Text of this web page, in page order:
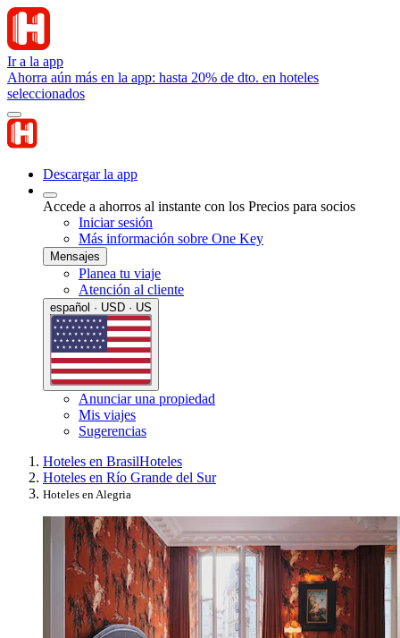
Ir a la app
Ahorra aún más en la app: hasta 20% de dto. en hoteles
seleccionados
Descargar la app
Accede a ahorros al instante con los Precios para socios
Iniciar sesión
Más información sobre One Key
Mensajes
Planea tu viaje
Atención al cliente
español · USD · US
Anunciar una propiedad
Mis viajes
Sugerencias
Hoteles en BrasilHoteles
Hoteles en Río Grande del Sur
Hoteles en Alegria